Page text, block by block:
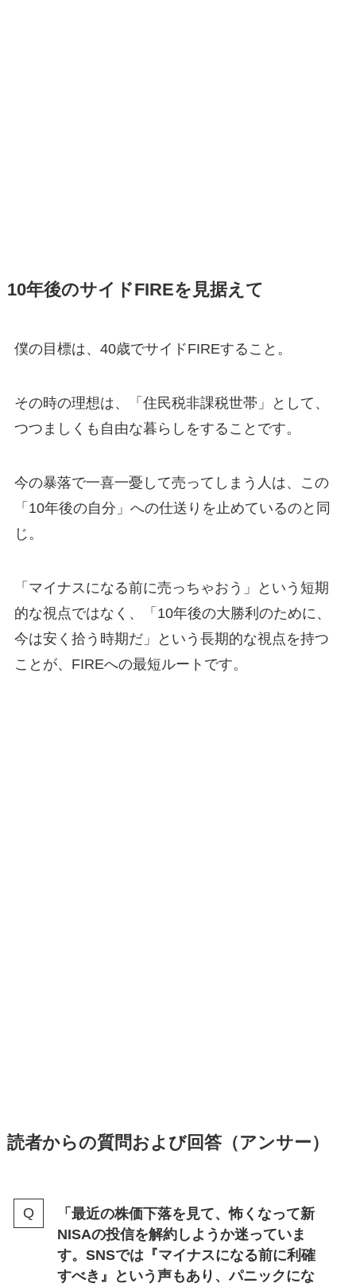
10年後のサイドFIREを見据えて
僕の目標は、40歳でサイドFIREすること。
その時の理想は、「住民税非課税世帯」として、
つつましくも自由な暮らしをすることです。
今の暴落で一喜一憂して売ってしまう人は、この
「10年後の自分」への仕送りを止めているのと同
じ。
「マイナスになる前に売っちゃおう」という短期
的な視点ではなく、「10年後の大勝利のために、
今は安く拾う時期だ」という長期的な視点を持つ
ことが、FIREへの最短ルートです。
読者からの質問および回答（アンサー）
「最近の株価下落を見て、怖くなって新
NISAの投信を解約しようか迷っていま
す。SNSでは『マイナスになる前に利確
すべき』という声もあり、パニックにな